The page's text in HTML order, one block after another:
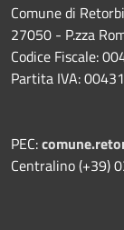
Comune di
27050 - P.zza
Codice Fiscale:
Partita IVA:
PEC:
Centralino (+39)